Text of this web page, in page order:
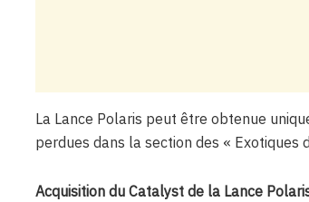
La Lance Polaris peut être obtenue
perdues dans la section des « Exotiques
Acquisition du Catalyst de la Lance